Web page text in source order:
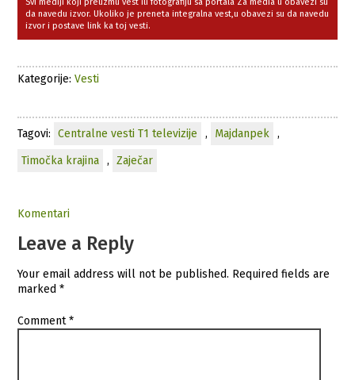
da navedu izvor. Ukoliko je preneta integralna vest,u obavezi su da navedu
izvor i postave link ka toj vesti.
Kategorije:Vesti
Tagovi: Centralne vesti T1 televizije , Majdanpek
,
Timočka krajina
, Zaječar
Komentari
Leave a Reply
Your email address will not be published. Required fields are
marked*
Comment*